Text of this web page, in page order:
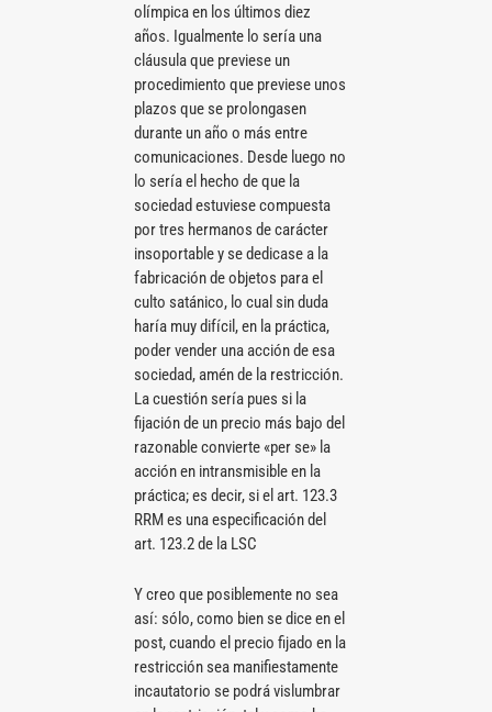
olímpica en los últimos diez
años. Igualmente lo sería una
cláusula que previese un
procedimiento que previese unos
plazos que se prolongasen
durante un año o más entre
comunicaciones. Desde luego no
lo sería el hecho de que la
sociedad estuviese compuesta
por tres hermanos de carácter
insoportable y se dedicase a la
fabricación de objetos para el
culto satánico, lo cual sin duda
haría muy difícil, en la práctica,
poder vender una acción de esa
sociedad, amén de la restricción.
La cuestión sería pues si la
fijación de un precio más bajo del
razonable convierte «per se» la
acción en intransmisible en la
práctica; es decir, si el art. 123.3
RRM es una especificación del
art. 123.2 de la LSC
Y creo que posiblemente no sea
así: sólo, como bien se dice en el
post, cuando el precio fijado en la
restricción sea manifiestamente
incautatorio se podrá vislumbrar